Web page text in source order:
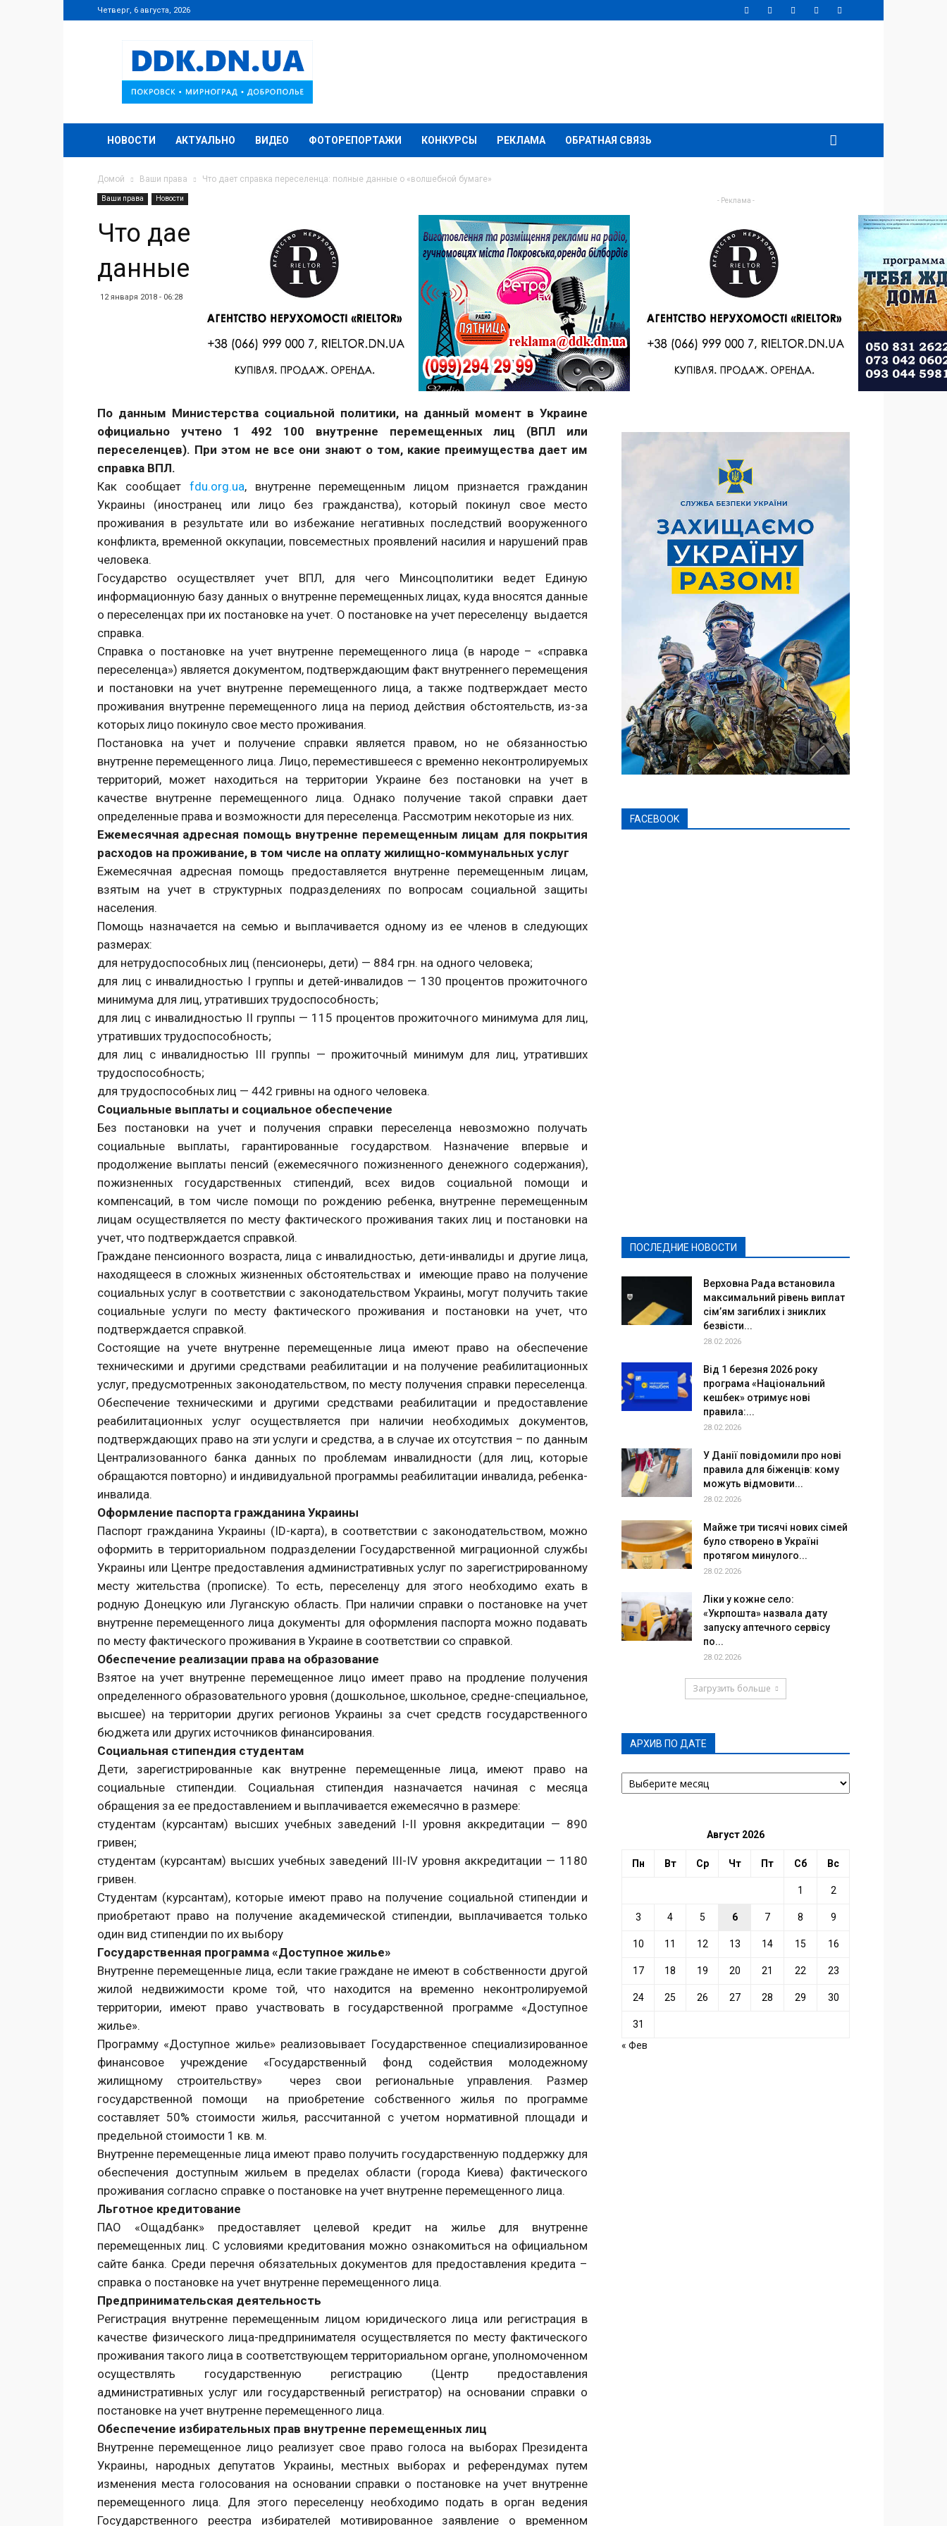
Четверг, 6 августа, 2026
DDK.DN.UA
НОВОСТИ АКТУАЛЬНО ВИДЕО ФОТОРЕПОРТАЖИ КОНКУРСЫ РЕКЛАМА ОБРАТНАЯ СВЯЗЬ
Домой Ваши права Что дает справка переселенца: полные данные о «волшебной бумаге»
Ваши права Новости
Что дает справка переселенца: полные
данные о «волшебной бумаге»
12 января 2018 - 06:28
По данным Министерства социальной политики, на данный момент в Украине
официально учтено 1 492 100 внутренне перемещенных лиц (ВПЛ или
переселенцев). При этом не все они знают о том, какие преимущества дает им
справка ВПЛ.
Как сообщает fdu.org.ua, внутренне перемещенным лицом признается гражданин
Украины (иностранец или лицо без гражданства), который покинул свое место
проживания в результате или во избежание негативных последствий вооруженного
конфликта, временной оккупации, повсеместных проявлений насилия и нарушений прав
человека.
Государство осуществляет учет ВПЛ, для чего Минсоцполитики ведет Единую
информационную базу данных о внутренне перемещенных лицах, куда вносятся данные
о переселенцах при их постановке на учет. О постановке на учет переселенцу выдается
справка.
Справка о постановке на учет внутренне перемещенного лица (в народе – «справка
переселенца») является документом, подтверждающим факт внутреннего перемещения
и постановки на учет внутренне перемещенного лица, а также подтверждает место
проживания внутренне перемещенного лица на период действия обстоятельств, из-за
которых лицо покинуло свое место проживания.
Постановка на учет и получение справки является правом, но не обязанностью
внутренне перемещенного лица. Лицо, переместившееся с временно неконтролируемых
территорий, может находиться на территории Украине без постановки на учет в
качестве внутренне перемещенного лица. Однако получение такой справки дает
определенные права и возможности для переселенца. Рассмотрим некоторые из них.
Ежемесячная адресная помощь внутренне перемещенным лицам для покрытия
расходов на проживание, в том числе на оплату жилищно-коммунальных услуг
Ежемесячная адресная помощь предоставляется внутренне перемещенным лицам,
взятым на учет в структурных подразделениях по вопросам социальной защиты
населения.
Помощь назначается на семью и выплачивается одному из ее членов в следующих
размерах:
для нетрудоспособных лиц (пенсионеры, дети) — 884 грн. на одного человека;
для лиц с инвалидностью I группы и детей-инвалидов — 130 процентов прожиточного
минимума для лиц, утративших трудоспособность;
для лиц с инвалидностью II группы — 115 процентов прожиточного минимума для лиц,
утративших трудоспособность;
для лиц с инвалидностью III группы — прожиточный минимум для лиц, утративших
трудоспособность;
для трудоспособных лиц — 442 гривны на одного человека.
Социальные выплаты и социальное обеспечение
Без постановки на учет и получения справки переселенца невозможно получать
социальные выплаты, гарантированные государством. Назначение впервые и
продолжение выплаты пенсий (ежемесячного пожизненного денежного содержания),
пожизненных государственных стипендий, всех видов социальной помощи и
компенсаций, в том числе помощи по рождению ребенка, внутренне перемещенным
лицам осуществляется по месту фактического проживания таких лиц и постановки на
учет, что подтверждается справкой.
Граждане пенсионного возраста, лица с инвалидностью, дети-инвалиды и другие лица,
находящееся в сложных жизненных обстоятельствах и имеющие право на получение
социальных услуг в соответствии с законодательством Украины, могут получить такие
социальные услуги по месту фактического проживания и постановки на учет, что
подтверждается справкой.
Состоящие на учете внутренне перемещенные лица имеют право на обеспечение
техническими и другими средствами реабилитации и на получение реабилитационных
услуг, предусмотренных законодательством, по месту получения справки переселенца.
Обеспечение техническими и другими средствами реабилитации и предоставление
реабилитационных услуг осуществляется при наличии необходимых документов,
подтверждающих право на эти услуги и средства, а в случае их отсутствия – по данным
Централизованного банка данных по проблемам инвалидности (для лиц, которые
обращаются повторно) и индивидуальной программы реабилитации инвалида, ребенка-
инвалида.
Оформление паспорта гражданина Украины
Паспорт гражданина Украины (ID-карта), в соответствии с законодательством, можно
оформить в территориальном подразделении Государственной миграционной службы
Украины или Центре предоставления административных услуг по зарегистрированному
месту жительства (прописке). То есть, переселенцу для этого необходимо ехать в
родную Донецкую или Луганскую область. При наличии справки о постановке на учет
внутренне перемещенного лица документы для оформления паспорта можно подавать
по месту фактического проживания в Украине в соответствии со справкой.
Обеспечение реализации права на образование
Взятое на учет внутренне перемещенное лицо имеет право на продление получения
определенного образовательного уровня (дошкольное, школьное, средне-специальное,
высшее) на территории других регионов Украины за счет средств государственного
бюджета или других источников финансирования.
Социальная стипендия студентам
Дети, зарегистрированные как внутренне перемещенные лица, имеют право на
социальные стипендии. Социальная стипендия назначается начиная с месяца
обращения за ее предоставлением и выплачивается ежемесячно в размере:
студентам (курсантам) высших учебных заведений I-II уровня аккредитации — 890
гривен;
студентам (курсантам) высших учебных заведений III-IV уровня аккредитации — 1180
гривен.
Студентам (курсантам), которые имеют право на получение социальной стипендии и
приобретают право на получение академической стипендии, выплачивается только
один вид стипендии по их выбору
Государственная программа «Доступное жилье»
Внутренне перемещенные лица, если такие граждане не имеют в собственности другой
жилой недвижимости кроме той, что находится на временно неконтролируемой
территории, имеют право участвовать в государственной программе «Доступное
жилье».
Программу «Доступное жилье» реализовывает Государственное специализированное
финансовое учреждение «Государственный фонд содействия молодежному
жилищному строительству» через свои региональные управления. Размер
государственной помощи на приобретение собственного жилья по программе
составляет 50% стоимости жилья, рассчитанной с учетом нормативной площади и
предельной стоимости 1 кв. м.
Внутренне перемещенные лица имеют право получить государственную поддержку для
обеспечения доступным жильем в пределах области (города Киева) фактического
проживания согласно справке о постановке на учет внутренне перемещенного лица.
Льготное кредитование
ПАО «Ощадбанк» предоставляет целевой кредит на жилье для внутренне
перемещенных лиц. С условиями кредитования можно ознакомиться на официальном
сайте банка. Среди перечня обязательных документов для предоставления кредита –
справка о постановке на учет внутренне перемещенного лица.
Предпринимательская деятельность
Регистрация внутренне перемещенным лицом юридического лица или регистрация в
качестве физического лица-предпринимателя осуществляется по месту фактического
проживания такого лица в соответствующем территориальном органе, уполномоченном
осуществлять государственную регистрацию (Центр предоставления
административных услуг или государственный регистратор) на основании справки о
постановке на учет внутренне перемещенного лица.
Обеспечение избирательных прав внутренне перемещенных лиц
Внутренне перемещенное лицо реализует свое право голоса на выборах Президента
Украины, народных депутатов Украины, местных выборах и референдумах путем
изменения места голосования на основании справки о постановке на учет внутренне
перемещенного лица. Для этого переселенцу необходимо подать в орган ведения
Государственного реестра избирателей мотивированное заявление о временном
- Реклама -
FACEBOOK
ПОСЛЕДНИЕ НОВОСТИ
Верховна Рада встановила
максимальний рівень виплат
сім’ям загиблих і зниклих
безвісти...
28.02.2026
Від 1 березня 2026 року
програма «Національний
кешбек» отримує нові
правила:...
28.02.2026
У Данії повідомили про нові
правила для біженців: кому
можуть відмовити...
28.02.2026
Майже три тисячі нових сімей
було створено в Україні
протягом минулого...
28.02.2026
Ліки у кожне село:
«Укрпошта» назвала дату
запуску аптечного сервісу
по...
28.02.2026
Загрузить больше
АРХИВ ПО ДАТЕ
АРХИВ
ПО
Август 2026
Пн Вт Ср Чт Пт Сб Вс
1 2
3 4 5 6 7 8 9
10 11 12 13 14 15 16
17 18 19 20 21 22 23
24 25 26 27 28 29 30
31
« Фев